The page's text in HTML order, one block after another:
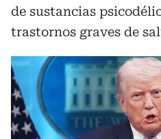
de sustancias
trastornos graves de